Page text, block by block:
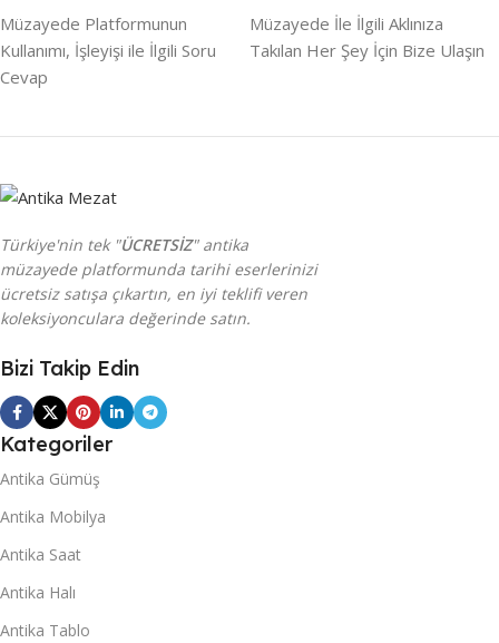
Müzayede Platformunun
Kullanımı, İşleyişi ile İlgili Soru
Cevap
Müzayede İle İlgili Aklınıza
Takılan Her Şey İçin Bize Ulaşın
Türkiye'nin tek "ÜCRETSİZ" antika
müzayede platformunda tarihi eserlerinizi
ücretsiz satışa çıkartın, en iyi teklifi veren
koleksiyonculara değerinde satın.
Bizi Takip Edin
Kategoriler
Antika Gümüş
Antika Mobilya
Antika Saat
Antika Halı
Antika Tablo